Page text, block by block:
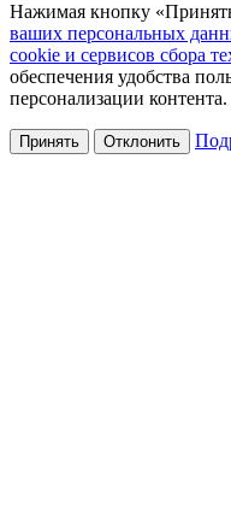
Нажимая кнопку
ваших персональных
cookie и сервисов сбора
обеспечения удобства
персонализации контента.
Принять Отклонить